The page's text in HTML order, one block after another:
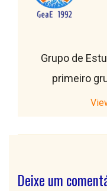
Grupo de
primeiro
Deixe um